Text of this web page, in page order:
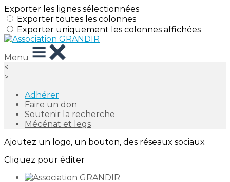
Exporter les lignes sélectionnées
Exporter toutes les colonnes
Exporter uniquement les colonnes affichées
Menu
<
>
Adhérer
Faire un don
Soutenir la recherche
Mécénat et legs
Ajoutez un logo, un bouton, des réseaux sociaux
Cliquez pour éditer